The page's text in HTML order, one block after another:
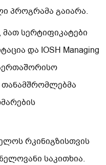
პროგრამა გაიარა.
სერტიფიკატები
და IOSH Managing
თანამშრომლებმა
რკინიგზისთვის
საკითხია.